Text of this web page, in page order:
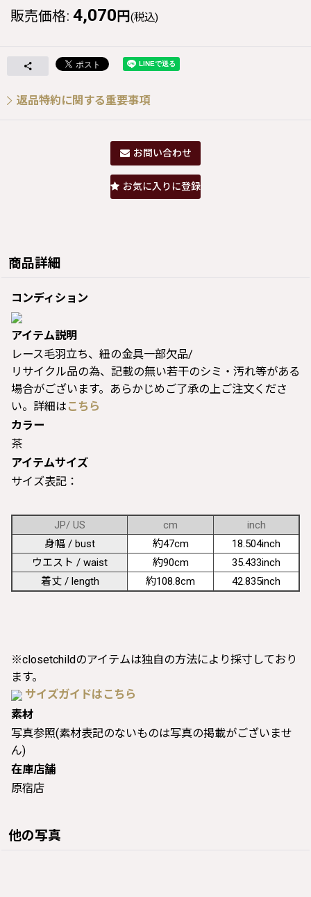
販売価格: 4,070 円 (税込)
返品特約に関する重要事項
お問い合わせ
お気に入りに登録
商品詳細
コンディション
アイテム説明
レース毛羽立ち、紐の金具一部欠品/
リサイクル品の為、記載の無い若干のシミ・汚れ等がある
場合がございます。あらかじめご了承の上ご注文くださ
い。詳細は こちら
カラー
茶
アイテムサイズ
サイズ表記：
JP/ US cm
inch
身幅 / bust
約47cm
18.504inch
ウエスト / waist
約90cm
35.433inch
着丈 / length
約108.8cm 42.835inch
※closetchildのアイテムは独自の方法により採寸しており
ます。
サイズガイドはこちら
素材
写真参照(素材表記のないものは写真の掲載がございませ
ん)
在庫店舗
原宿店
他の写真